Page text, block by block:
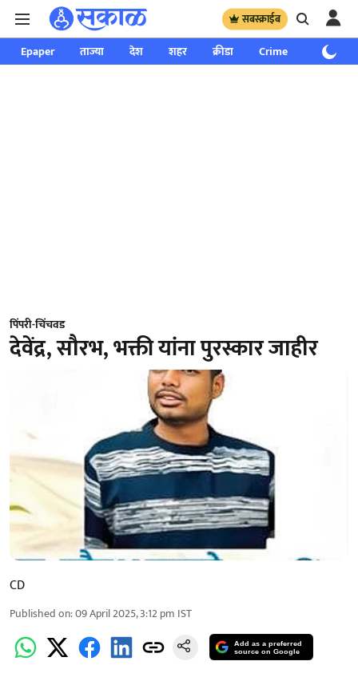
सबस्क्राईब
Epaper ताज्या देश शहर क्रीडा Crime साप्ताहिक
पिंपरी-चिंचवड
देवेंद्र, सौरभ, भक्ती यांना पुरस्कार जाहीर
CD
Published on:09 April 2025, 3:12 pm IST
Add as a preferred
source on Google